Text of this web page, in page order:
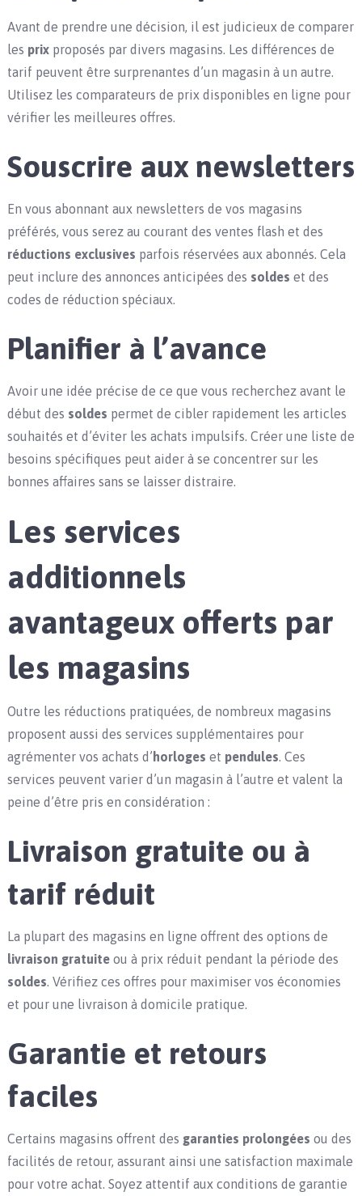
Avant de prendre une décision, il est judicieux de comparer
les prixproposés par divers magasins. Les différences de
tarif peuvent être surprenantes d’un magasin à un autre.
Utilisez les comparateurs de prix disponibles en ligne pour
vérifier les meilleures offres.
Souscrire aux newsletters
En vous abonnant aux newsletters de vos magasins
préférés, vous serez au courant des ventes flash et des
réductions exclusives parfois réservées aux abonnés. Cela
peut inclure des annonces anticipées des soldes et des
codes de réduction spéciaux.
Planifier à l’avance
Avoir une idée précise de ce que vous recherchez avant le
début des soldes permet de cibler rapidement les articles
souhaités et d’éviter les achats impulsifs. Créer une liste de
besoins spécifiques peut aider à se concentrer sur les
bonnes affaires sans se laisser distraire.
Les services
additionnels
avantageux offerts par
les magasins
Outre les réductions pratiquées, de nombreux magasins
proposent aussi des services supplémentaires pour
agrémenter vos achats d’ horloges et pendules . Ces
services peuvent varier d’un magasin à l’autre et valent la
peine d’être pris en considération :
Livraison gratuite ou à
tarif réduit
La plupart des magasins en ligne offrent des options de
livraison gratuiteou à prix réduit pendant la période des
soldes . Vérifiez ces offres pour maximiser vos économies
et pour une livraison à domicile pratique.
Garantie et retours
faciles
Certains magasins offrent des garanties prolongées ou des
facilités de retour, assurant ainsi une satisfaction maximale
pour votre achat. Soyez attentif aux conditions de garantie